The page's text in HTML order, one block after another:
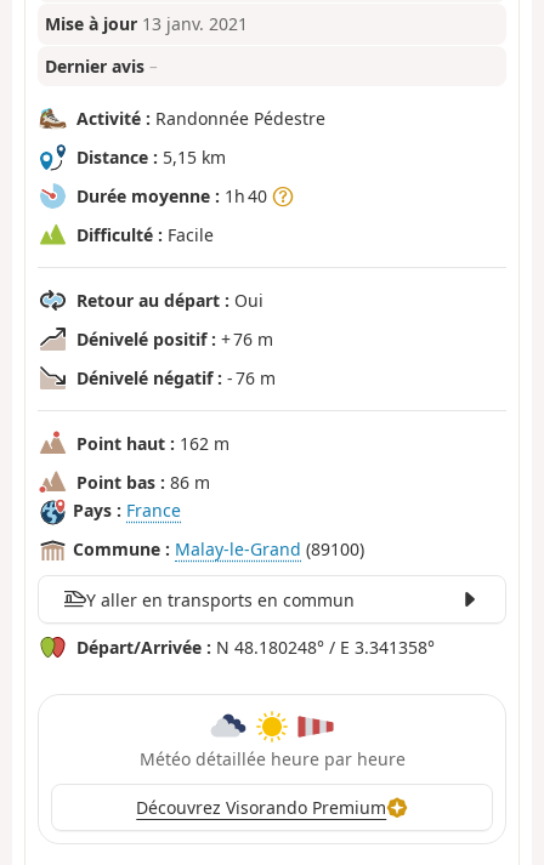
Mise à jour 13 janv. 2021
Dernier avis –
Activité : Randonnée Pédestre
Distance : 5,15 km
Durée moyenne : 1h 40
Difficulté : Facile
Retour au départ : Oui
Dénivelé positif : + 76 m
Dénivelé négatif : - 76 m
Point haut : 162 m
Point bas : 86 m
Pays : France
Commune : Malay-le-Grand (89100)
Y aller en transports en commun
Départ/Arrivée : N 48.180248° / E 3.341358°
Météo détaillée heure par heure
Découvrez Visorando Premium